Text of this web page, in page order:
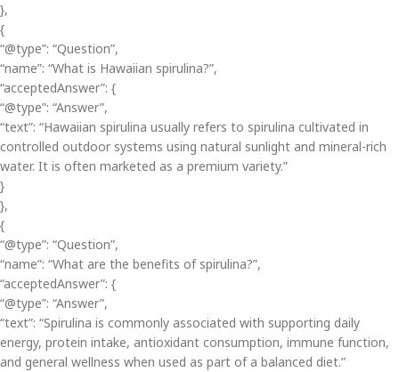
},
{
“@type”: “Question”,
“name”: “What is Hawaiian spirulina?”,
“acceptedAnswer”: {
“@type”: “Answer”,
“text”: “Hawaiian spirulina usually refers to spirulina cultivated in
controlled outdoor systems using natural sunlight and mineral-rich
water. It is often marketed as a premium variety.”
}
},
{
“@type”: “Question”,
“name”: “What are the benefits of spirulina?”,
“acceptedAnswer”: {
“@type”: “Answer”,
“text”: “Spirulina is commonly associated with supporting daily
energy, protein intake, antioxidant consumption, immune function,
and general wellness when used as part of a balanced diet.”